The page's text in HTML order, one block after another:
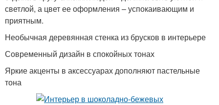
светлой, а цвет ее оформления – успокаивающим и
приятным.
Необычная деревянная стенка из брусков в интерьере
Современный дизайн в спокойных тонах
Яркие акценты в аксессуарах дополняют пастельные
тона